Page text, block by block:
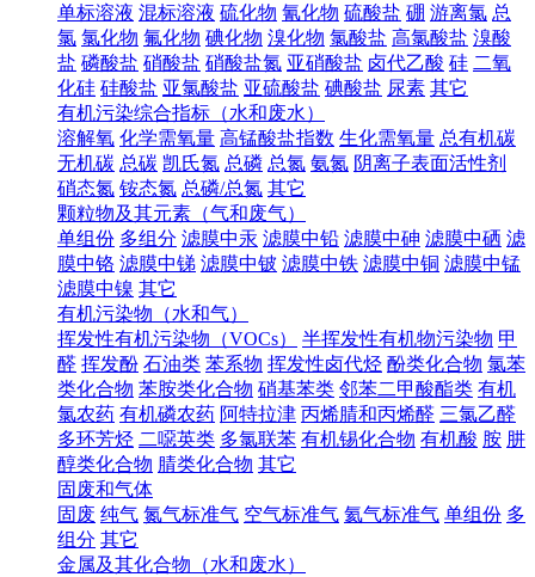
单标溶液 混标溶液 硫化物 氰化物 硫酸盐 硼 游离氯 总
氯 氯化物 氟化物 碘化物 溴化物 氯酸盐 高氯酸盐 溴酸
盐 磷酸盐 硝酸盐 硝酸盐氮 亚硝酸盐 卤代乙酸 硅 二氧
化硅 硅酸盐 亚氯酸盐 亚硫酸盐 碘酸盐 尿素 其它
有机污染综合指标（水和废水）
溶解氧 化学需氧量 高锰酸盐指数 生化需氧量 总有机碳
无机碳 总碳 凯氏氮 总磷 总氮 氨氮 阴离子表面活性剂
硝态氮 铵态氮 总磷/总氮 其它
颗粒物及其元素（气和废气）
单组份 多组分 滤膜中汞 滤膜中铅 滤膜中砷 滤膜中硒 滤
膜中铬 滤膜中锑 滤膜中铍 滤膜中铁 滤膜中铜 滤膜中锰
滤膜中镍 其它
有机污染物（水和气）
挥发性有机污染物（VOCs）
半挥发性有机物污染物 甲
醛 挥发酚 石油类 苯系物 挥发性卤代烃 酚类化合物 氯苯
类化合物 苯胺类化合物 硝基苯类 邻苯二甲酸酯类 有机
氯农药 有机磷农药 阿特拉津 丙烯腈和丙烯醛 三氯乙醛
多环芳烃 二噁英类 多氯联苯 有机锡化合物 有机酸 胺 肼
醇类化合物 腈类化合物 其它
固废和气体
固废 纯气 氮气标准气 空气标准气 氦气标准气 单组份 多
组分 其它
金属及其化合物（水和废水）